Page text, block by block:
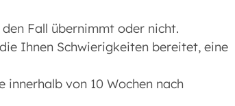
Fall übernimmt oder nicht.
Ihnen Schwierigkeiten bereitet, eine
innerhalb von 10 Wochen nach